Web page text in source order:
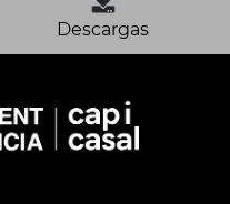
Descargas